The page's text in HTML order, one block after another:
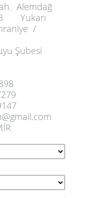
Alemdağ
3 Yukarı
/
Şubesi